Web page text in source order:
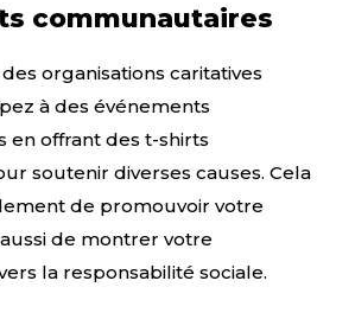
communautaires
organisations caritatives
à des événements
en offrant des t-shirts
soutenir diverses causes. Cela
de promouvoir votre
de montrer votre
la responsabilité sociale.